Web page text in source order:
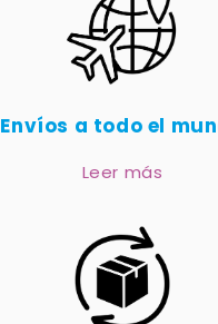
Envíos a todo el
Leer más